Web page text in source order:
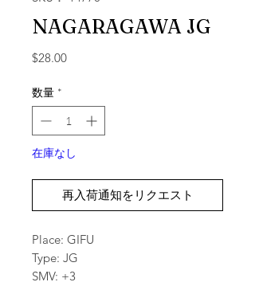
NAGARAGAWA JG
$28.00価格
数量 *
在庫なし
再入荷通知をリクエスト
Place: GIFU
Type: JG
SMV: +3